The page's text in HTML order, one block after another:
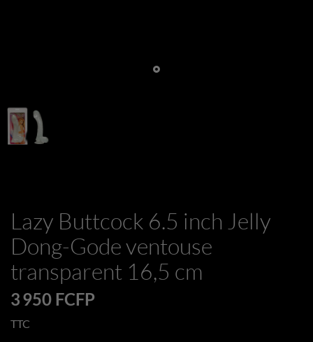
Lazy Buttcock 6.5 inch Jelly
Dong-Gode ventouse
transparent 16,5 cm
3 950 FCFP
TTC